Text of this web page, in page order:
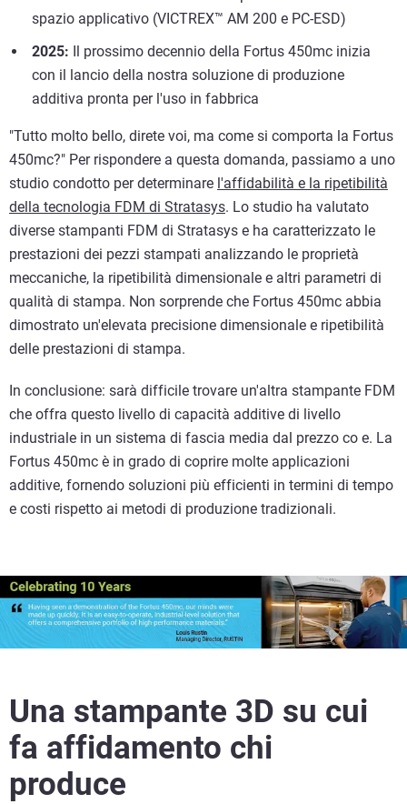
spazio applicativo (VICTREX™ AM 200 e PC-ESD)
2025: Il prossimo decennio della Fortus 450mc inizia
con il lancio della nostra soluzione di produzione
additiva pronta per l'uso in fabbrica
"Tutto molto bello, direte voi, ma come si comporta la Fortus
450mc?" Per rispondere a questa domanda, passiamo a uno
studio condotto per determinare l'affidabilità e la ripetibilità
della tecnologia FDM di Stratasys. Lo studio ha valutato
diverse stampanti FDM di Stratasys e ha caratterizzato le
prestazioni dei pezzi stampati analizzando le proprietà
meccaniche, la ripetibilità dimensionale e altri parametri di
qualità di stampa. Non sorprende che Fortus 450mc abbia
dimostrato un'elevata precisione dimensionale e ripetibilità
delle prestazioni di stampa.
In conclusione: sarà difficile trovare un'altra stampante FDM
che offra questo livello di capacità additive di livello
industriale in un sistema di fascia media dal prezzo co e. La
Fortus 450mc è in grado di coprire molte applicazioni
additive, fornendo soluzioni più efficienti in termini di tempo
e costi rispetto ai metodi di produzione tradizionali.
Una stampante 3D su cui
fa affidamento chi
produce